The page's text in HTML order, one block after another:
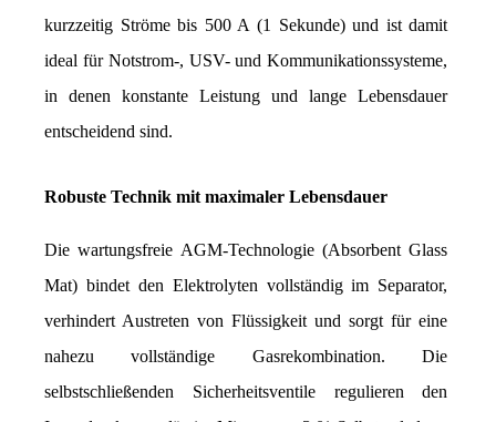
kurzzeitig Ströme bis 500 A (1 Sekunde) und ist damit
ideal für Notstrom-, USV- und Kommunikationssysteme,
in denen konstante Leistung und lange Lebensdauer
entscheidend sind.
Robuste Technik mit maximaler Lebensdauer
Die wartungsfreie AGM-Technologie (Absorbent Glass
Mat) bindet den Elektrolyten vollständig im Separator,
verhindert Austreten von Flüssigkeit und sorgt für eine
nahezu vollständige Gasrekombination. Die
selbstschließenden Sicherheitsventile regulieren den